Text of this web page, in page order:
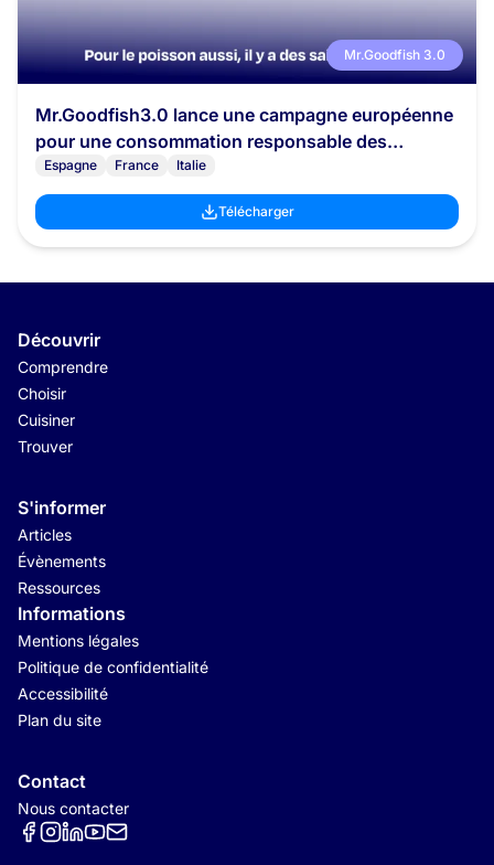
Mr.Goodfish 3.0
Mr.Goodfish3.0 lance une campagne européenne
pour une consommation responsable des
produits de la mer
Espagne France Italie
Télécharger
Découvrir
Comprendre
Choisir
Cuisiner
Trouver
S'informer
Articles
Évènements
Ressources
Informations
Mentions légales
Politique de confidentialité
Accessibilité
Plan du site
Contact
Nous contacter
Réseaux sociaux